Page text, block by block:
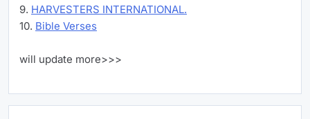
9. HARVESTERS INTERNATIONAL.
10. Bible Verses
will update more>>>